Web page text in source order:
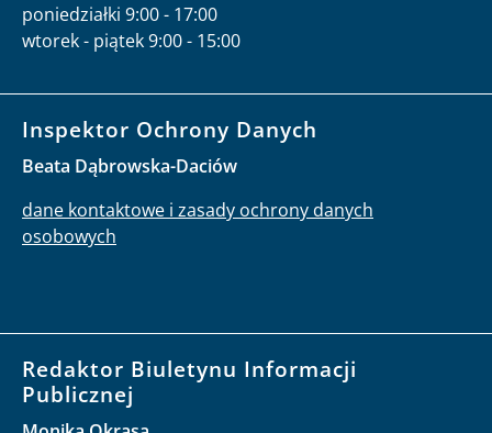
poniedziałki 9:00 - 17:00
wtorek - piątek 9:00 - 15:00
Inspektor Ochrony Danych
Beata Dąbrowska-Daciów
dane kontaktowe i zasady ochrony danych
osobowych
Redaktor Biuletynu Informacji
Publicznej